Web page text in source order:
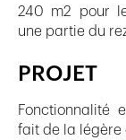
240 m2 pour
une partie du
PROJET
Fonctionnalité
fait de la légère